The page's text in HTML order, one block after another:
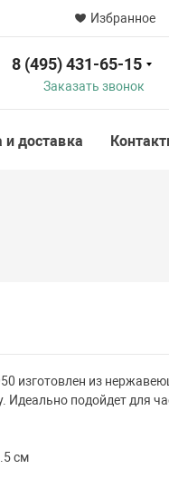
Избранное
8 (495) 431-65-15
Заказать звонок
и доставка
изготовлен из
Идеально подойдет для
см